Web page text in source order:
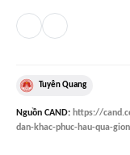
Tuyên Quang
Nguồn CAND: https://
dan-khac-phuc-hau-qua-